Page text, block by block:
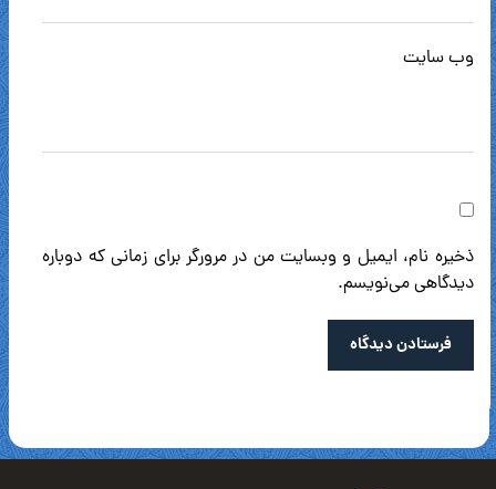
وب‌ سایت
ذخیره نام، ایمیل و وبسایت من در مرورگر برای زمانی که دوباره
دیدگاهی می‌نویسم.
فرستادن دیدگاه